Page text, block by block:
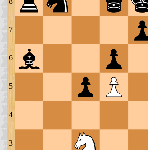
7
6
5
4
3